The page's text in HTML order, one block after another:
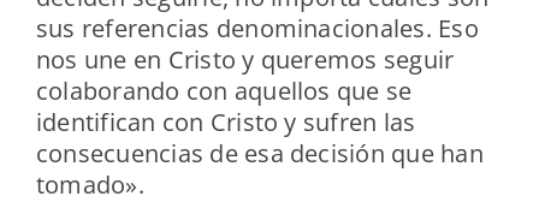
sus referencias denominacionales. Eso
nos une en Cristo y queremos seguir
colaborando con aquellos que se
identifican con Cristo y sufren las
consecuencias de esa decisión que han
tomado».